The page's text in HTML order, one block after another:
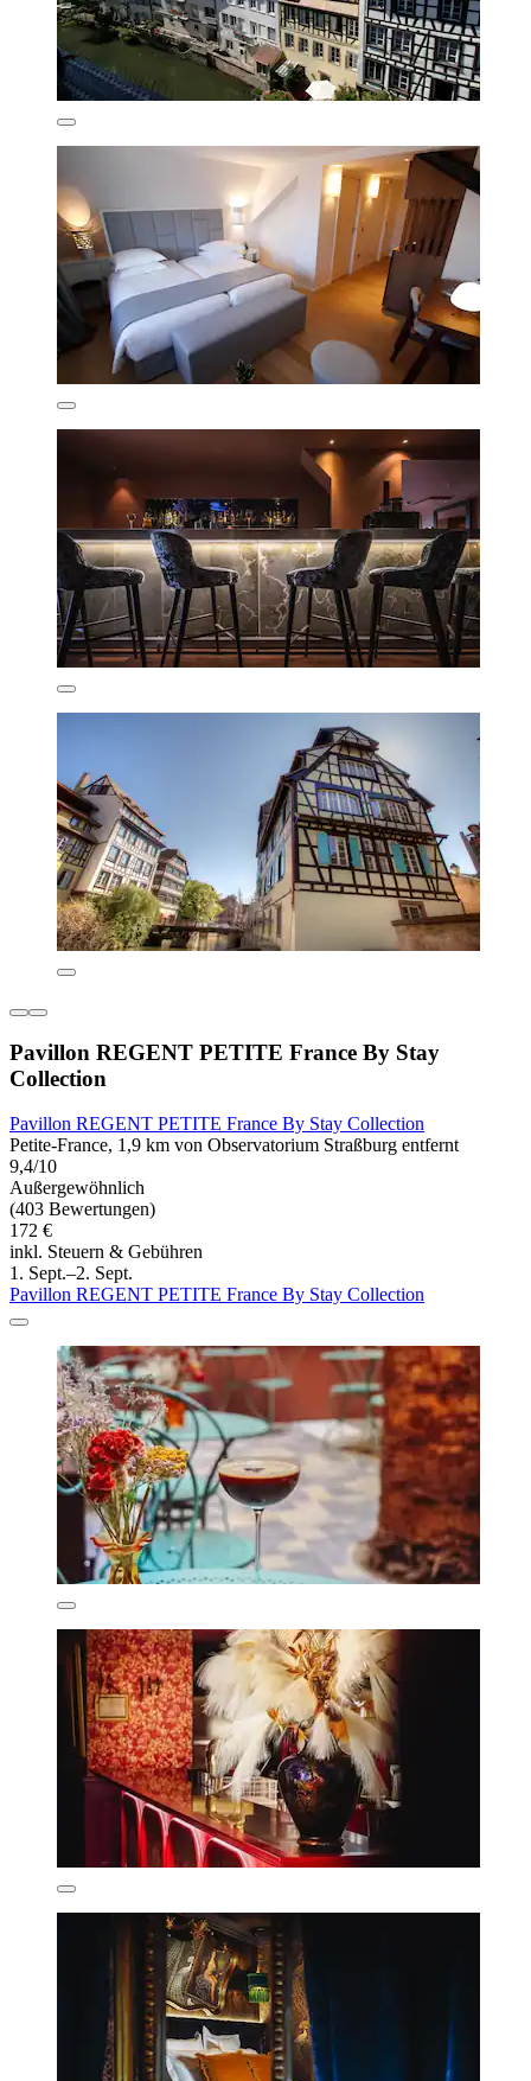
Pavillon REGENT PETITE France By Stay
Collection
Pavillon REGENT PETITE France By Stay Collection
Petite-France, 1,9 km von Observatorium Straßburg entfernt
9,4/10
Außergewöhnlich
(403 Bewertungen)
172 €
inkl. Steuern & Gebühren
1. Sept.–2. Sept.
Pavillon REGENT PETITE France By Stay Collection